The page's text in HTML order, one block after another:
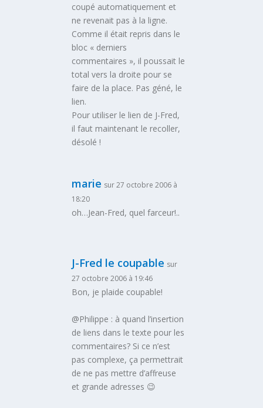
coupé automatiquement et
ne revenait pas à la ligne.
Comme il était repris dans le
bloc « derniers
commentaires », il poussait le
total vers la droite pour se
faire de la place. Pas géné, le
lien.
Pour utiliser le lien de J-Fred,
il faut maintenant le recoller,
désolé !
marie sur 27 octobre 2006 à
18:20
oh…Jean-Fred, quel farceur!..
J-Fred le coupable sur
27 octobre 2006 à 19:46
Bon, je plaide coupable!
@Philippe : à quand l’insertion
de liens dans le texte pour les
commentaires? Si ce n’est
pas complexe, ça permettrait
de ne pas mettre d’affreuse
et grande adresses 😉